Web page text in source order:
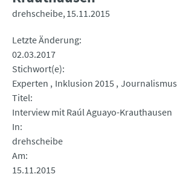
drehscheibe 15.11.2015
Letzte Änderung
02.03.2017
Stichwort(e)
Experten
Inklusion 2015 Journalismus
Titel
Interview mit Raúl Aguayo-Krauthausen
In
drehscheibe
Am
15.11.2015